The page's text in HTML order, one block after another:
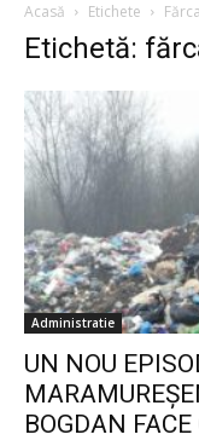
Acasă Etichete
Etichetă:
Administratie
UN NOU
BOGDAN FACE